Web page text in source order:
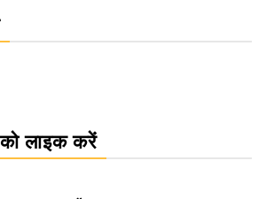
लाइक करें